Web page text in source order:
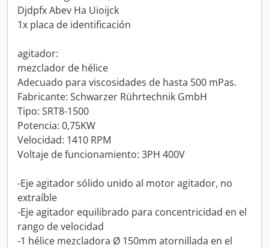
Djdpfx Abev Ha Uioijck
1x placa de identificación
agitador:
mezclador de hélice
Adecuado para viscosidades de hasta 500 mPas.
Fabricante: Schwarzer Rührtechnik GmbH
Tipo: SRT8-1500
Potencia: 0,75KW
Velocidad: 1410 RPM
Voltaje de funcionamiento: 3PH 400V
-Eje agitador sólido unido al motor agitador, no
extraíble
-Eje agitador equilibrado para concentricidad en el
rango de velocidad
-1 hélice mezcladora Ø 150mm atornillada en el